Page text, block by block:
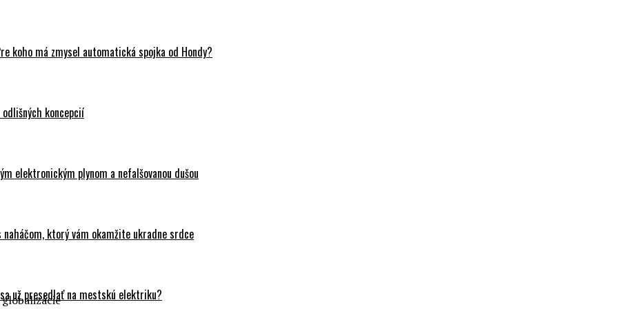
koho má zmysel automatická spojka od Hondy?
koncepcií
elektronickým plynom a nefalšovanou dušou
ktorý vám okamžite ukradne srdce
sa už presedlať na mestskú elektriku?